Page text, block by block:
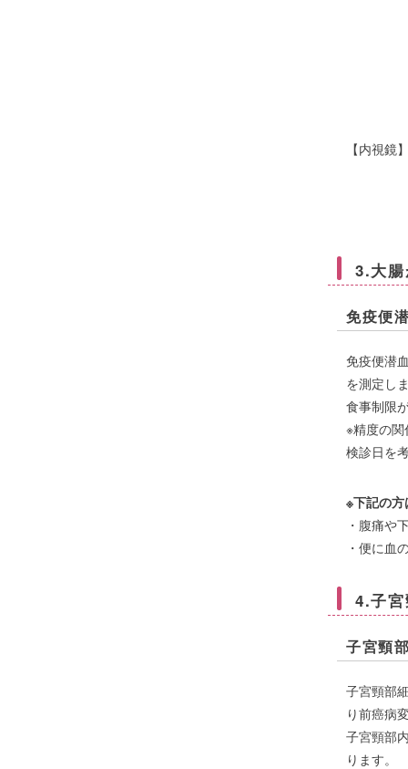
【内視鏡
3.大
免疫便
免疫便潜
を測定し
食事制限
※精度の
検診日を
※下記の
・腹痛や
・便に血
4.子
子宮頸
子宮頸部
り前癌病
子宮頸部
ります。